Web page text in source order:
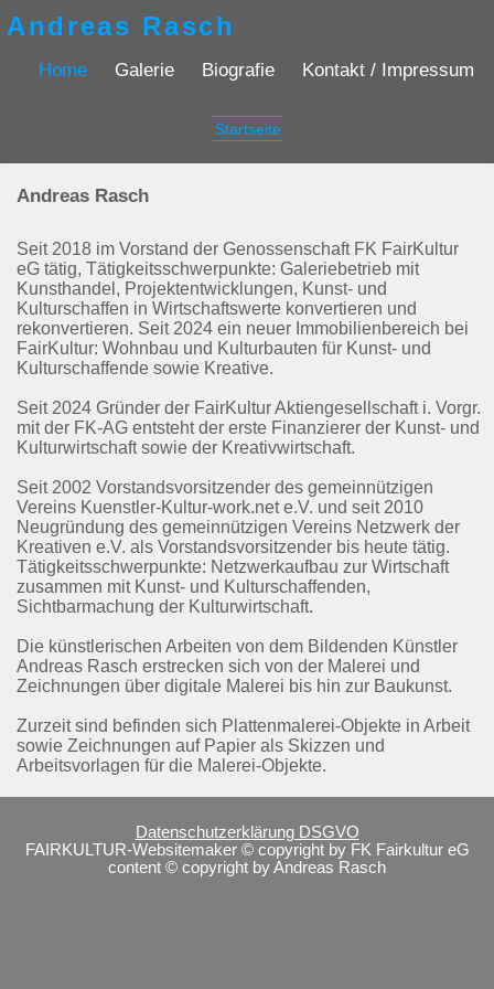
Andreas Rasch
Home Galerie Biografie Kontakt / Impressum
Startseite
Andreas Rasch
Seit 2018 im Vorstand der Genossenschaft FK FairKultur
eG tätig, Tätigkeitsschwerpunkte: Galeriebetrieb mit
Kunsthandel, Projektentwicklungen, Kunst- und
Kulturschaffen in Wirtschaftswerte konvertieren und
rekonvertieren. Seit 2024 ein neuer Immobilienbereich bei
FairKultur: Wohnbau und Kulturbauten für Kunst- und
Kulturschaffende sowie Kreative.
Seit 2024 Gründer der FairKultur Aktiengesellschaft i. Vorgr.,
mit der FK-AG entsteht der erste Finanzierer der Kunst- und
Kulturwirtschaft sowie der Kreativwirtschaft.
Seit 2002 Vorstandsvorsitzender des gemeinnützigen
Vereins Kuenstler-Kultur-work.net e.V. und seit 2010
Neugründung des gemeinnützigen Vereins Netzwerk der
Kreativen e.V. als Vorstandsvorsitzender bis heute tätig.
Tätigkeitsschwerpunkte: Netzwerkaufbau zur Wirtschaft
zusammen mit Kunst- und Kulturschaffenden,
Sichtbarmachung der Kulturwirtschaft.
Die künstlerischen Arbeiten von dem Bildenden Künstler
Andreas Rasch erstrecken sich von der Malerei und
Zeichnungen über digitale Malerei bis hin zur Baukunst.
Zurzeit sind befinden sich Plattenmalerei-Objekte in Arbeit
sowie Zeichnungen auf Papier als Skizzen und
Arbeitsvorlagen für die Malerei-Objekte.
Datenschutzerklärung DSGVO
FAIRKULTUR-Websitemaker © copyright by FK Fairkultur eG
content © copyright by Andreas Rasch